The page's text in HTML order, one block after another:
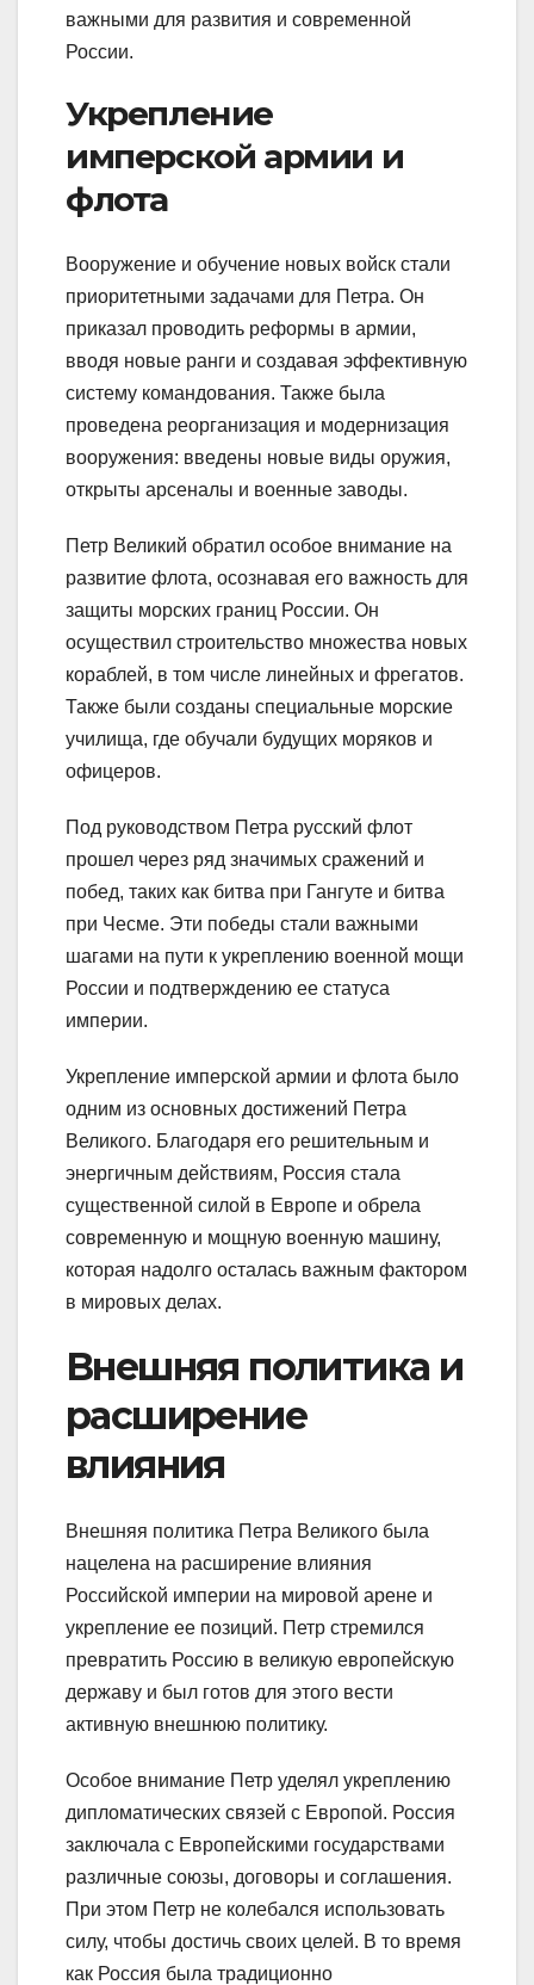
важными для развития и современной
России.
Укрепление
имперской армии и
флота
Вооружение и обучение новых войск стали
приоритетными задачами для Петра. Он
приказал проводить реформы в армии,
вводя новые ранги и создавая эффективную
систему командования. Также была
проведена реорганизация и модернизация
вооружения: введены новые виды оружия,
открыты арсеналы и военные заводы.
Петр Великий обратил особое внимание на
развитие флота, осознавая его важность для
защиты морских границ России. Он
осуществил строительство множества новых
кораблей, в том числе линейных и фрегатов.
Также были созданы специальные морские
училища, где обучали будущих моряков и
офицеров.
Под руководством Петра русский флот
прошел через ряд значимых сражений и
побед, таких как битва при Гангуте и битва
при Чесме. Эти победы стали важными
шагами на пути к укреплению военной мощи
России и подтверждению ее статуса
империи.
Укрепление имперской армии и флота было
одним из основных достижений Петра
Великого. Благодаря его решительным и
энергичным действиям, Россия стала
существенной силой в Европе и обрела
современную и мощную военную машину,
которая надолго осталась важным фактором
в мировых делах.
Внешняя политика и
расширение
влияния
Внешняя политика Петра Великого была
нацелена на расширение влияния
Российской империи на мировой арене и
укрепление ее позиций. Петр стремился
превратить Россию в великую европейскую
державу и был готов для этого вести
активную внешнюю политику.
Особое внимание Петр уделял укреплению
дипломатических связей с Европой. Россия
заключала с Европейскими государствами
различные союзы, договоры и соглашения.
При этом Петр не колебался использовать
силу, чтобы достичь своих целей. В то время
как Россия была традиционно